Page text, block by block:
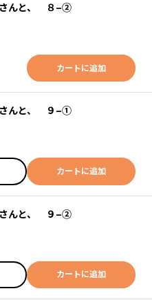
さんと、 ８−②
カートに追加
さんと、 ９−①
カートに追加
さんと、 ９−②
カートに追加